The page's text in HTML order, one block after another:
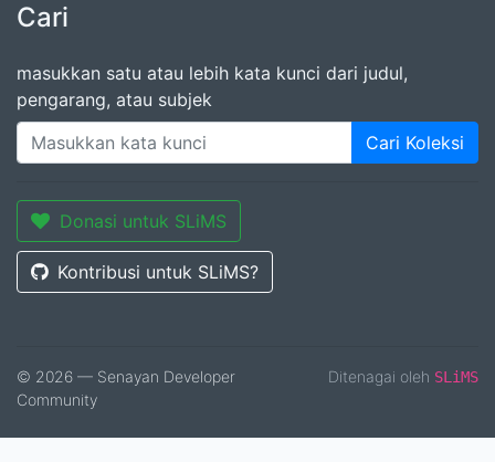
Cari
masukkan satu atau lebih kata kunci dari judul,
pengarang, atau subjek
Cari Koleksi
Donasi untuk SLiMS
Kontribusi untuk SLiMS?
© 2026 — Senayan Developer
Community
Ditenagai oleh SLiMS